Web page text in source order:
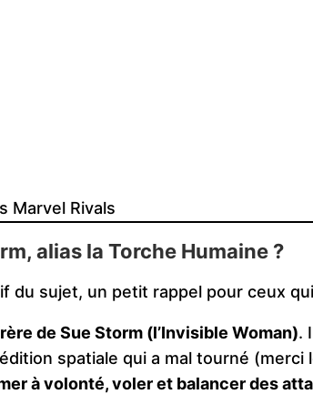
Marvel Rivals
alias la Torche Humaine ?
du sujet, un petit rappel pour ceux
de Sue Storm (l’Invisible Woman).
spatiale qui a mal tourné (merci
à volonté, voler et balancer des